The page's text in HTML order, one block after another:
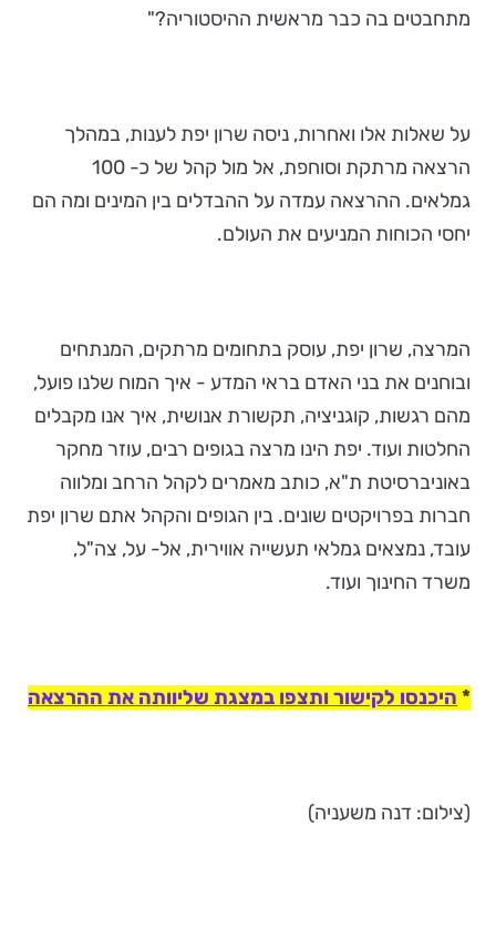
מתחבטים בה כבר מראשית ההיסטוריה?"
על שאלות אלו ואחרות, ניסה שרון יפת לענות, במהלך
הרצאה מרתקת וסוחפת, אל מול קהל של כ- 100
גמלאים. ההרצאה עמדה על ההבדלים בין המינים ומה הם
יחסי הכוחות המניעים את העולם.
המרצה, שרון יפת, עוסק בתחומים מרתקים, המנתחים
ובוחנים את בני האדם בראי המדע - איך המוח שלנו פועל,
מהם רגשות, קוגניציה, תקשורת אנושית, איך אנו מקבלים
החלטות ועוד. יפת הינו מרצה בגופים רבים, עוזר מחקר
באוניברסיטת ת"א, כותב מאמרים לקהל הרחב ומלווה
חברות בפרויקטים שונים. בין הגופים והקהל אתם שרון יפת
עובד, נמצאים גמלאי תעשייה אווירית, אל- על, צה"ל,
משרד החינוך ועוד.
* היכנסו לקישור ותצפו במצגת שליוותה את ההרצאה
(צילום: דנה משעניה)